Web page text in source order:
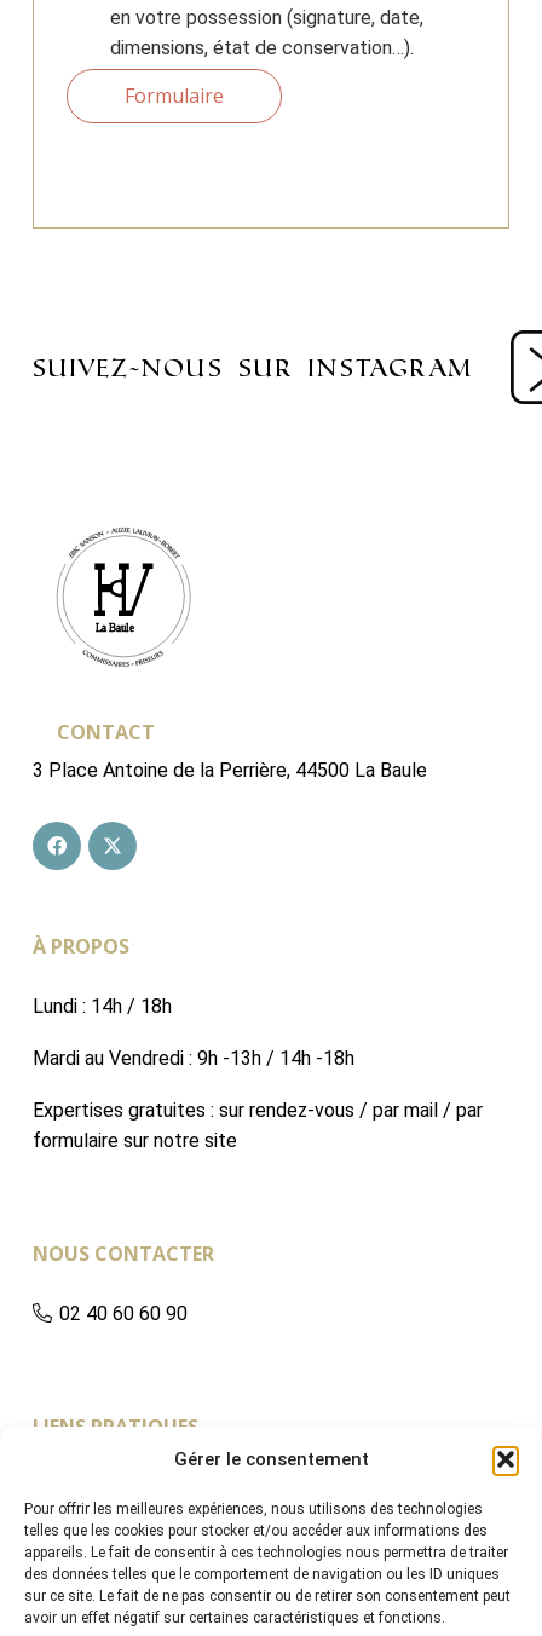
Gérer le consentement
Pour offrir les meilleures expériences, nous utilisons des technologies
telles que les cookies pour stocker et/ou accéder aux informations des
appareils. Le fait de consentir à ces technologies nous permettra de traiter
des données telles que le comportement de navigation ou les ID uniques
sur ce site. Le fait de ne pas consentir ou de retirer son consentement peut
avoir un effet négatif sur certaines caractéristiques et fonctions.
en votre possession (signature, date,
dimensions, état de conservation…).
Formulaire
suivez-nous sur instagram
CONTACT
3 Place Antoine de la Perrière, 44500 La Baule
À PROPOS
Lundi : 14h / 18h
Mardi au Vendredi : 9h -13h / 14h -18h
Expertises gratuites : sur rendez-vous / par mail / par
formulaire sur notre site
NOUS CONTACTER
02 40 60 60 90
LIENS PRATIQUES
L’Etude
Vendre
Acheter